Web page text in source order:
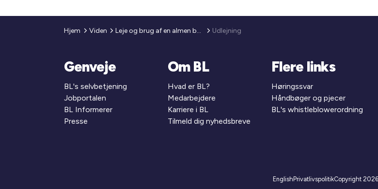
Hjem Viden Leje og brug af en almen bolig Udlejning
Genveje
BL's selvbetjening
Jobportalen
BL Informerer
Presse
Om BL
Hvad er BL?
Medarbejdere
Karriere i BL
Tilmeld dig nyhedsbreve
Flere links
Høringssvar
Håndbøger og pjecer
BL's whistleblowerordning
EnglishPrivatlivspolitikCopyright 2026